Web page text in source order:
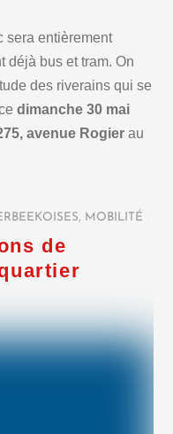
sera entièrement
déjà bus et tram. On
des riverains qui se
dimanche 30 mai
avenue Rogier au
MOBILITÉ
de